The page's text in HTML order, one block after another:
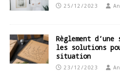
25/12/2023
Règlement
les solutions
situation
23/12/2023